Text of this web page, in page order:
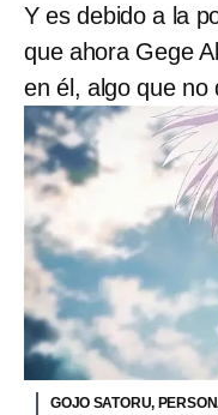
Y es debido a la
que ahora Gege
en él, algo que no
GOJO SATORU,